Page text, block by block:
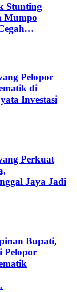
Stunting
Mumpo
Pelopor
di
Investasi
Perkuat
Jaya Jadi
Bupati,
Pelopor